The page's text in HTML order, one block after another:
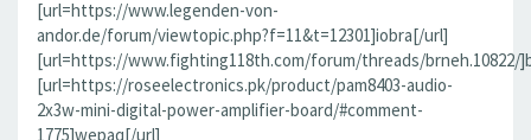
[url=https://www.legenden-von-
andor.de/forum/viewtopic.php?f=11&t=12301]iobra[/url]
[url=https://www.fighting118th.com/forum/threads/brneh.10822/
[url=https://roseelectronics.pk/product/pam8403-audio-
2x3w-mini-digital-power-amplifier-board/#comment-
1775]wepaq[/url]